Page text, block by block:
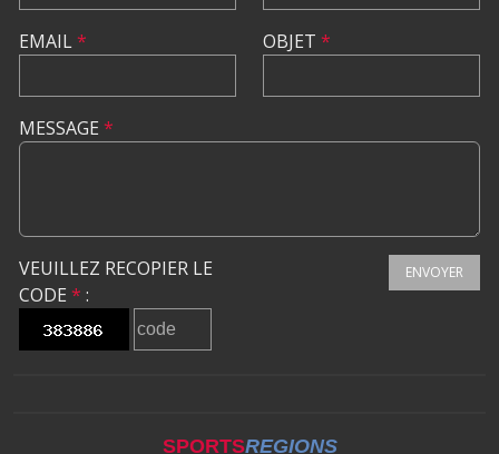
EMAIL* OBJET *
MESSAGE *
VEUILLEZ RECOPIER LE
CODE * :
ENVOYER
SPORTSREGIONS